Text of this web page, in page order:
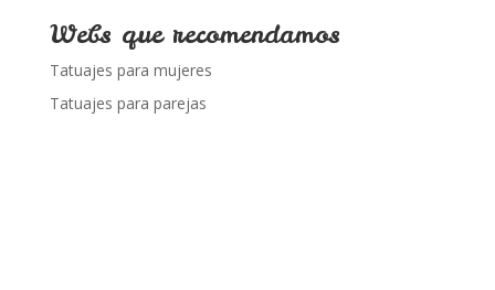
Webs que recomendamos
Tatuajes para mujeres
Tatuajes para parejas